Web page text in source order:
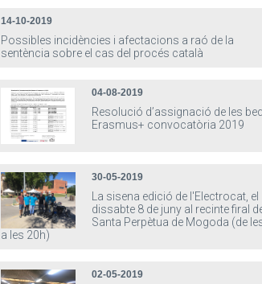
14-10-2019
Possibles incidències i afectacions a raó de la
sentència sobre el cas del procés català
04-08-2019
Resolució d’assignació de les
Erasmus+ convocatòria 2019
30-05-2019
La sisena edició de l'Electrocat, el
dissabte 8 de juny al recinte firal
Santa Perpètua de Mogoda (de
a les 20h)
02-05-2019